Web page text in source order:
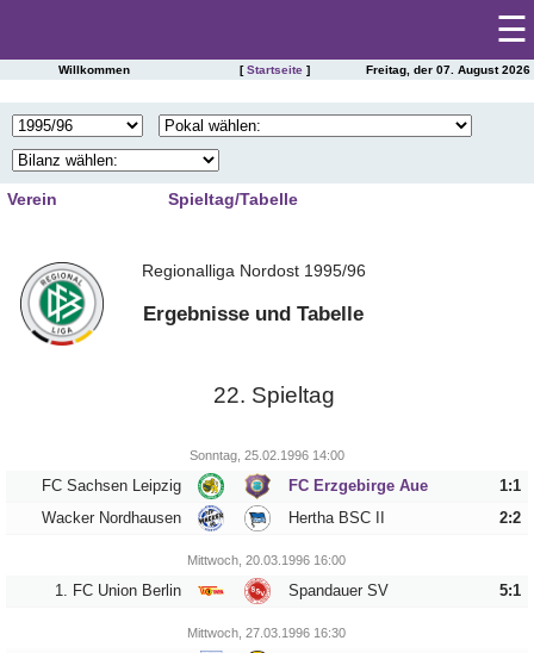
Startseite
Spieltag
|
Tabelle
Presseschau
Saisonstatistik
Spielerarchiv
Gegnerarchiv
☰
Willkommen [Startseite] Freitag, der 07. August 2026
Verein
Spielplan
Einsätze
Torschützen
Tabellensituation
Spieltag/Tabelle
5
6 7
8
9
10 11
12
25
26 27
28
29
31
32
33
34
Regionalliga Nordost 1995/96
Ergebnisse und Tabelle
22. Spieltag
Sonntag, 25.02.1996 14:00
FC Sachsen Leipzig FC Erzgebirge Aue
1:1
Wacker Nordhausen
Hertha BSC II 2:2
Mittwoch, 20.03.1996 16:00
1. FC Union Berlin Spandauer SV 5:1
Mittwoch, 27.03.1996 16:30